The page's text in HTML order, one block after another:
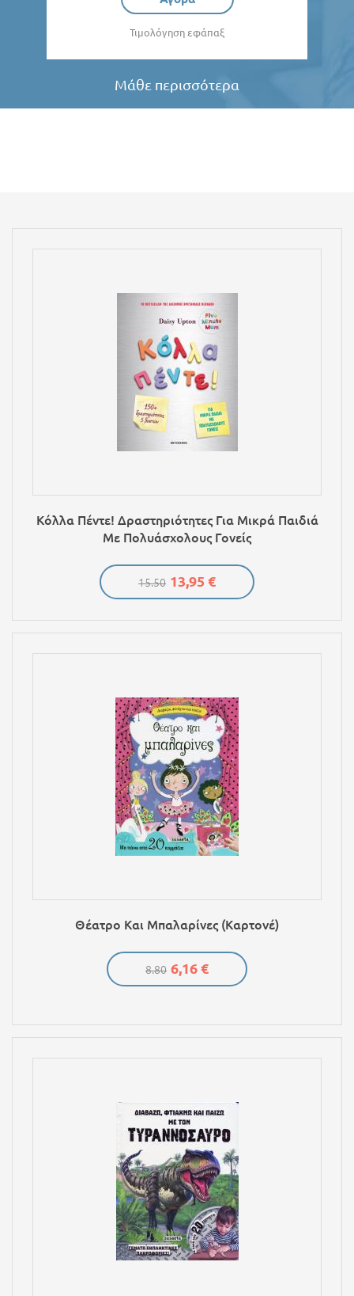
Τιμολόγηση εφάπαξ
Μάθε περισσότερα
Κόλλα Πέντε! Δραστηριότητες Για Μικρά Παιδιά
Με Πολυάσχολους Γονείς
15.50 13,95 €
Θέατρο Και Μπαλαρίνες (Καρτονέ)
8.80 6,16 €